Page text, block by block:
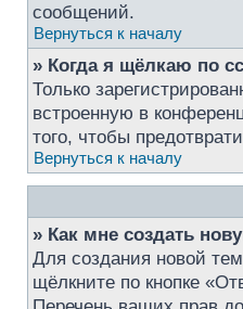
сообщений.
Вернуться к началу
» Когда я щёлкаю по
Только
встроенную в
того, чтобы
Вернуться к началу
» Как мне создать
Для создания новой
щёлкните по кнопке